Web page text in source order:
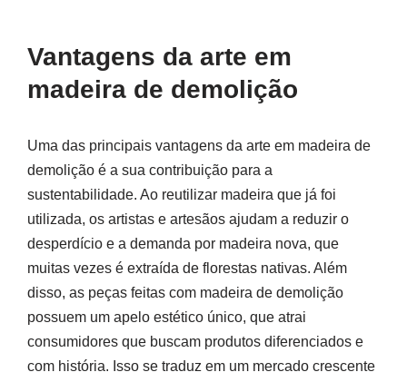
Vantagens da arte em
madeira de demolição
Uma das principais vantagens da arte em madeira de
demolição é a sua contribuição para a
sustentabilidade. Ao reutilizar madeira que já foi
utilizada, os artistas e artesãos ajudam a reduzir o
desperdício e a demanda por madeira nova, que
muitas vezes é extraída de florestas nativas. Além
disso, as peças feitas com madeira de demolição
possuem um apelo estético único, que atrai
consumidores que buscam produtos diferenciados e
com história. Isso se traduz em um mercado crescente